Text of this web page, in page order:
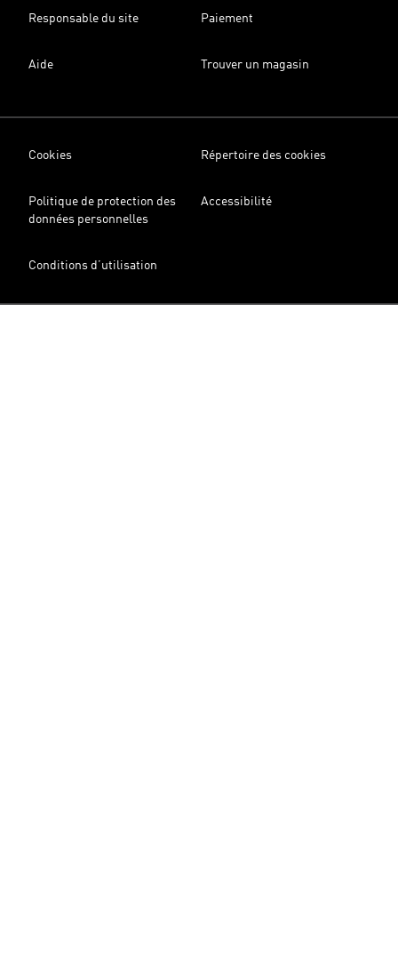
Responsable du site Paiement
Aide Trouver un magasin
Cookies Répertoire des cookies
Politique de protection des
données personnelles
Accessibilité
Conditions d’utilisation